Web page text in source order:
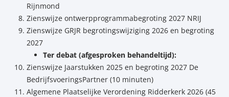
Rijnmond
Zienswijze ontwerpprogrammabegroting 2027 NRIJ
Zienswijze GRJR begrotingswijziging 2026 en begroting
2027
Ter debat (afgesproken behandeltijd):
Zienswijze Jaarstukken 2025 en begroting 2027 De
BedrijfsvoeringsPartner (10 minuten)
Algemene Plaatselijke Verordening Ridderkerk 2026 (45